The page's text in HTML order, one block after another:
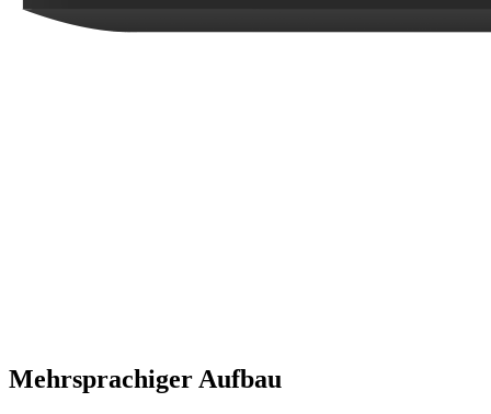
Mehrsprachiger Aufbau